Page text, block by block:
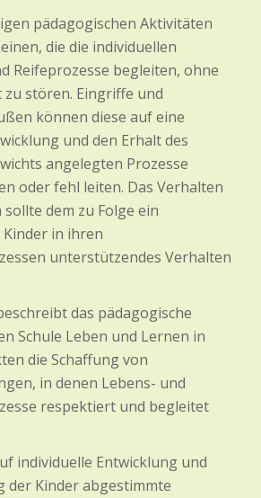
pädagogischen Aktivitäten
die die individuellen
Reifeprozesse begleiten, ohne
stören. Eingriffe und
können diese auf eine
und den Erhalt des
angelegten Prozesse
oder fehl leiten. Das Verhalten
dem zu Folge ein
in ihren
unterstützendes Verhalten
das pädagogische
Schule Leben und Lernen in
die Schaffung von
in denen Lebens- und
respektiert und begleitet
individuelle Entwicklung und
der Kinder abgestimmte